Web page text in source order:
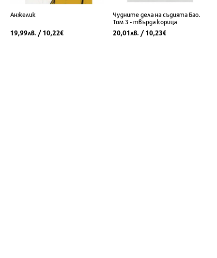
Анжелик
19,99лв. / 10,22€
Чудните дела на съдията Бао.
Том 3 - твърда корица
20,01лв. / 10,23€